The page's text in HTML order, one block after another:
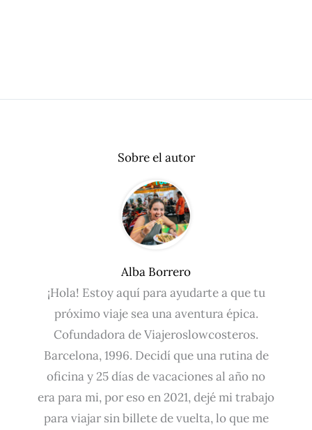
Sobre el autor
Alba Borrero
¡Hola! Estoy aquí para ayudarte a que tu
próximo viaje sea una aventura épica.
Cofundadora de Viajeroslowcosteros.
Barcelona, 1996. Decidí que una rutina de
oficina y 25 días de vacaciones al año no
era para mi, por eso en 2021, dejé mi trabajo
para viajar sin billete de vuelta, lo que me